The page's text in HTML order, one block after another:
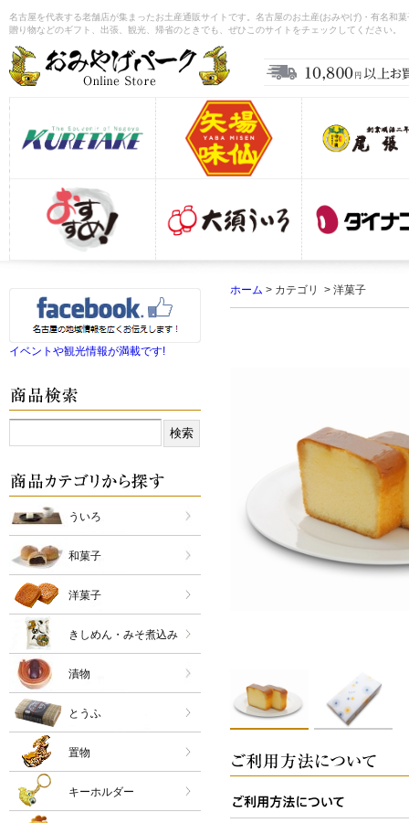
名古屋を代表する老舗店が集まったお土産通販サイトです。名古屋のお土産(おみやげ)・有名
贈り物などのギフト、出張、観光、帰省のときでも、ぜひこのサイトをチェックしてください。
ホーム > カテゴリ > 洋菓子
イベントや観光情報が満載です!
ういろ
和菓子
洋菓子
きしめん・みそ煮込み
漬物
とうふ
置物
キーホルダー